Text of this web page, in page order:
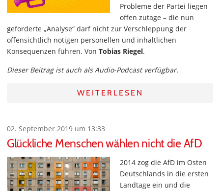
Probleme der Partei liegen
offen zutage – die nun
geforderte „Analyse“ darf nicht zur Verschleppung der
offensichtlich nötigen personellen und inhaltlichen
Konsequenzen führen. Von Tobias Riegel.
Dieser Beitrag ist auch als Audio-Podcast verfügbar.
WEITERLESEN
02. September 2019 um 13:33
Glückliche Menschen wählen nicht die AfD
2014 zog die AfD im Osten
Deutschlands in die ersten
Landtage ein und die